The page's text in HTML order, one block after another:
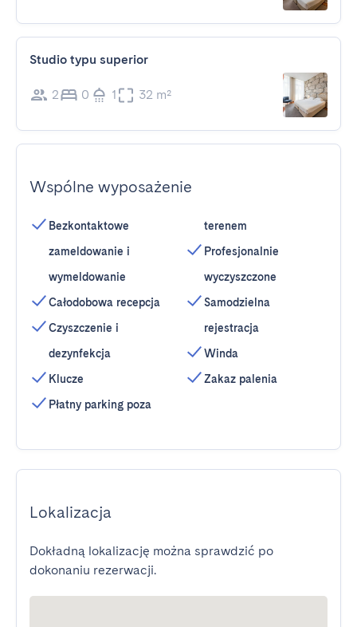
Studio typu superior
2 0 1 32 m²
Wspólne wyposażenie
Bezkontaktowe
zameldowanie i
wymeldowanie
Całodobowa recepcja
Czyszczenie i
dezynfekcja
Klucze
Płatny parking poza
terenem
Profesjonalnie
wyczyszczone
Samodzielna
rejestracja
Winda
Zakaz palenia
Lokalizacja
Dokładną lokalizację można sprawdzić po
dokonaniu rezerwacji.